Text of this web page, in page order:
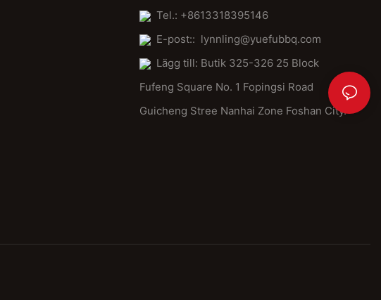
Tel.: +8613318395146
E-post:: lynnling@yuefubbq.com
Lägg till: Butik 325-326 25 Block
Fufeng Square No. 1 Fopingsi Road
Guicheng Stree Nanhai Zone Foshan City.